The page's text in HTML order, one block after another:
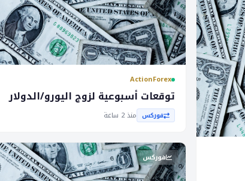
ActionForex
توقعات أسبوعية لزوج اليورو/الدولار
فوركس منذ 2 ساعة
فوركس